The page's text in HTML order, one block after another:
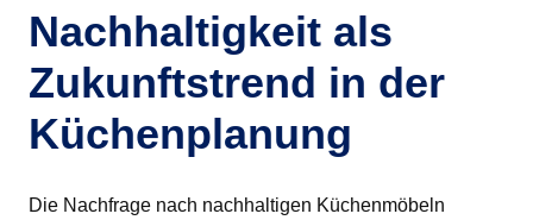
Nachhaltigkeit als
Zukunftstrend in der
Küchenplanung
Die Nachfrage nach nachhaltigen Küchenmöbeln